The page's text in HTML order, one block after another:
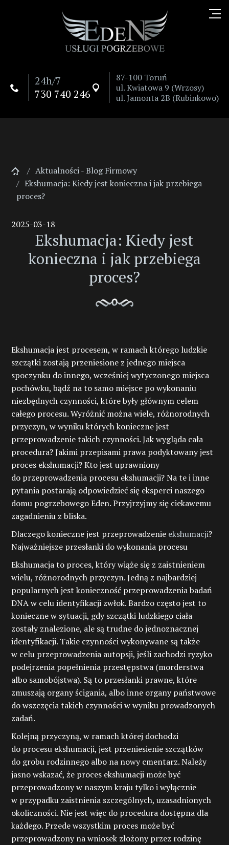

24h/7
730 740 246 
87-100 Toruń
ul. Kwiatowa 9 (Wrzosy)
ul. Jamonta 2B (Rubinkowo)
Aktualności - Blog Firmowy
Ekshumacja: Kiedy jest konieczna i jak przebiega
proces?
2025-03-18
Ekshumacja: Kiedy jest
konieczna i jak przebiega
proces?
Ekshumacja jest procesem, w ramach którego ludzkie
szczątki zostają przeniesione z jednego miejsca
spoczynku do innego, wcześniej wytyczonego miejsca
pochówku, bądź na to samo miejsce po wykonaniu
niezbędnych czynności, które były głównym celem
całego procesu. Wyróżnić można wiele, różnorodnych
przyczyn, w wyniku których konieczne jest
przeprowadzenie takich czynności. Jak wygląda cała
procedura? Jakimi przepisami prawa podyktowany jest
proces ekshumacji? Kto jest uprawniony
do przeprowadzenia procesu ekshumacji? Na te i inne
pytania postarają odpowiedzieć się eksperci naszego
domu pogrzebowego Eden. Przyjrzyjmy się ciekawemu
zagadnieniu z bliska.
Dlaczego konieczne jest przeprowadzenie ekshumacji?
Najważniejsze przesłanki do wykonania procesu
Ekshumacja to proces, który wiąże się z zaistnieniem
wielu, różnorodnych przyczyn. Jedną z najbardziej
popularnych jest konieczność przeprowadzenia badań
DNA w celu identyfikacji zwłok. Bardzo często jest to
konieczne w sytuacji, gdy szczątki ludzkiego ciała
zostały znalezione, ale są trudne do jednoznacznej
identyfikacji. Takie czynności wykonywane są także
w celu przeprowadzenia autopsji, jeśli zachodzi ryzyko
podejrzenia popełnienia przestępstwa (morderstwa
albo samobójstwa). Są to przesłanki prawne, które
zmuszają organy ścigania, albo inne organy państwowe
do wszczęcia takich czynności w wyniku prowadzonych
zadań.
Kolejną przyczyną, w ramach której dochodzi
do procesu ekshumacji, jest przeniesienie szczątków
do grobu rodzinnego albo na nowy cmentarz. Należy
jasno wskazać, że proces ekshumacji może być
przeprowadzony w naszym kraju tylko i wyłącznie
w przypadku zaistnienia szczególnych, uzasadnionych
okoliczności. Nie jest więc do procedura dostępna dla
każdego. Przede wszystkim proces może być
przeprowadzony na wniosek złożony przez rodzinę